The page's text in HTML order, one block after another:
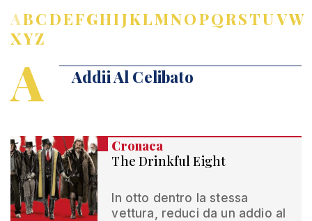
ABCDEFGHIJKLMNOPQRSTUVW
XYZ
A Addii Al Celibato
Cronaca
The Drinkful Eight
In otto dentro la stessa
vettura, reduci da un addio al